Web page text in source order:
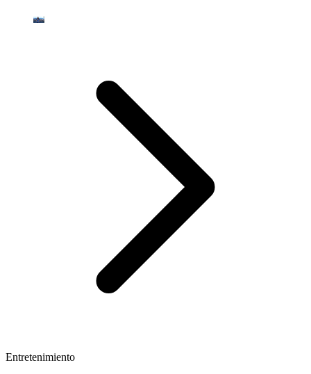
Entretenimiento